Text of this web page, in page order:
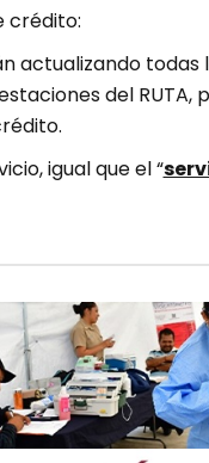
crédito:
actualizando todas
del RUTA,
igual que el “